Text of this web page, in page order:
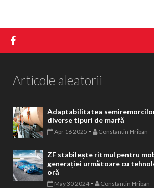
Articole aleatorii
Adaptabilitatea
diverse tipuri de marfă
Apr 16 2025 - Constantin Hriban
ZF stabilește ritmul pentru
generației următoare cu
oră
May 30 2024- Constantin Hriban